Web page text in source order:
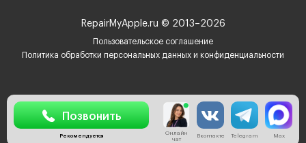
RepairMyApple.ru © 2013–2026
Пользовательское соглашение
Политика обработки персональных данных и конфиденциальности
Позвонить
Рекомендуется